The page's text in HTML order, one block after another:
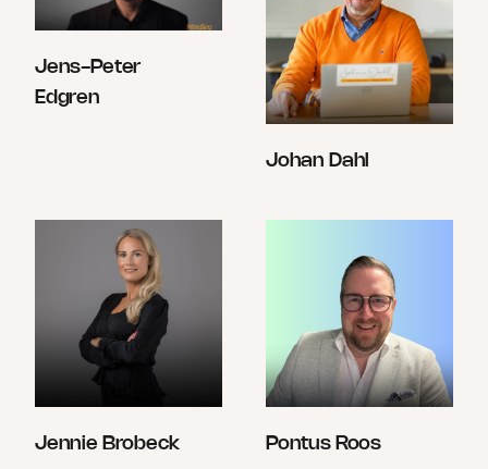
Jens-Peter
Edgren
Johan Dahl
Jennie Brobeck Pontus Roos